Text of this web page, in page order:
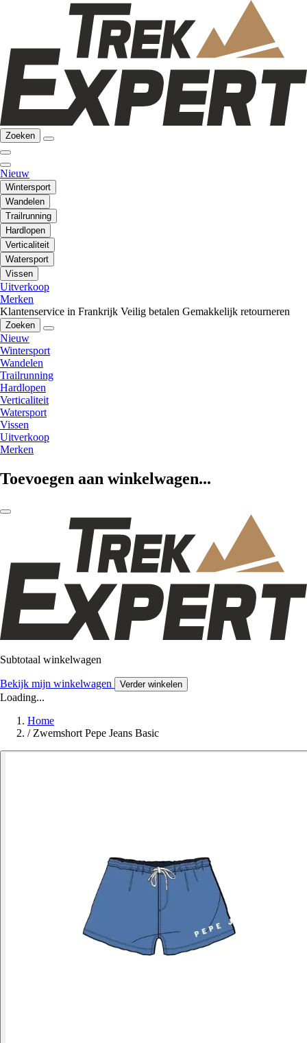
Zoeken
Nieuw
Wintersport
Wandelen
Trailrunning
Hardlopen
Verticaliteit
Watersport
Vissen
Uitverkoop
Merken
Klantenservice in Frankrijk Veilig betalen Gemakkelijk retourneren
Zoeken
Nieuw
Wintersport
Wandelen
Trailrunning
Hardlopen
Verticaliteit
Watersport
Vissen
Uitverkoop
Merken
Toevoegen aan winkelwagen...
Subtotaal winkelwagen
Bekijk mijn winkelwagen Verder winkelen
Loading...
Home
/ Zwemshort Pepe Jeans Basic